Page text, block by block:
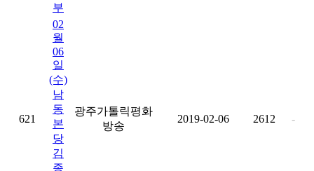
부
621
02
월
06
일
(수)
남
동
본
당
김
종
광주가톨릭평화
방송
2019-02-06 2612 -